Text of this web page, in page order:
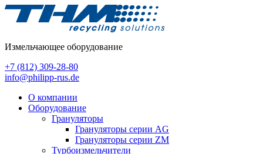
Измельчающее оборудование
+7 (812) 309-28-80
info@philipp-rus.de
О компании
Оборудование
Грануляторы
Грануляторы серии AG
Грануляторы серии ZM
Турбоизмельчители